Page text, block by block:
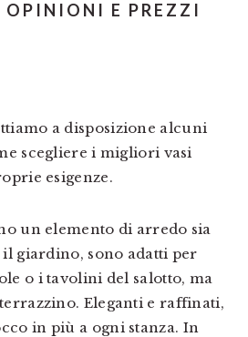
OPINIONI E PREZZI
a disposizione alcuni
scegliere i migliori vasi
esigenze.
un elemento di arredo sia
il giardino, sono adatti per
o i tavolini del salotto, ma
Eleganti e raffinati,
in più a ogni stanza. In